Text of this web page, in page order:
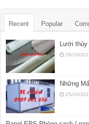
Recent Popular
Lưới thủy
26/10/
Những
25/10/